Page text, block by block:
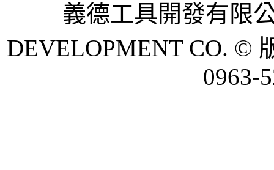
義德工具開發有限
DEVELOPMENT CO. ©
0963-